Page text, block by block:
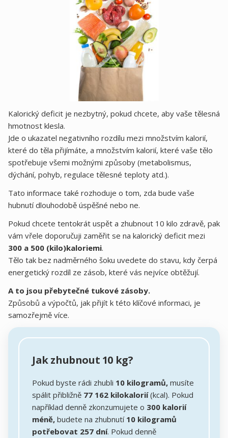
Kalorický deficit je nezbytný, pokud chcete, aby vaše tělesná
hmotnost klesla.
Jde o ukazatel negativního rozdílu mezi množstvím kalorií,
které do těla přijímáte, a množstvím kalorií, které vaše tělo
spotřebuje všemi možnými způsoby (metabolismus,
dýchání, pohyb, regulace tělesné teploty atd.).
Tato informace také rozhoduje o tom, zda bude vaše
hubnutí dlouhodobě úspěšné nebo ne.
Pokud chcete tentokrát uspět a zhubnout 10 kilo zdravě, pak
vám vřele doporučuji zaměřit se na kalorický deficit mezi
300 a 500 (kilo)kaloriemi.
Tělo tak bez nadměrného šoku uvedete do stavu, kdy čerpá
energetický rozdíl ze zásob, které vás nejvíce obtěžují.
A to jsou přebytečné tukové zásoby.
Způsobů a výpočtů, jak přijít k této klíčové informaci, je
samozřejmě více.
Jak zhubnout 10 kg?
Pokud byste rádi zhubli 10 kilogramů, musíte
spálit přibližně 77 162 kilokalorií(kcal). Pokud
například denně zkonzumujete o 300 kalorií
méně, budete na zhubnutí 10 kilogramů
potřebovat 257 dní. Pokud denně